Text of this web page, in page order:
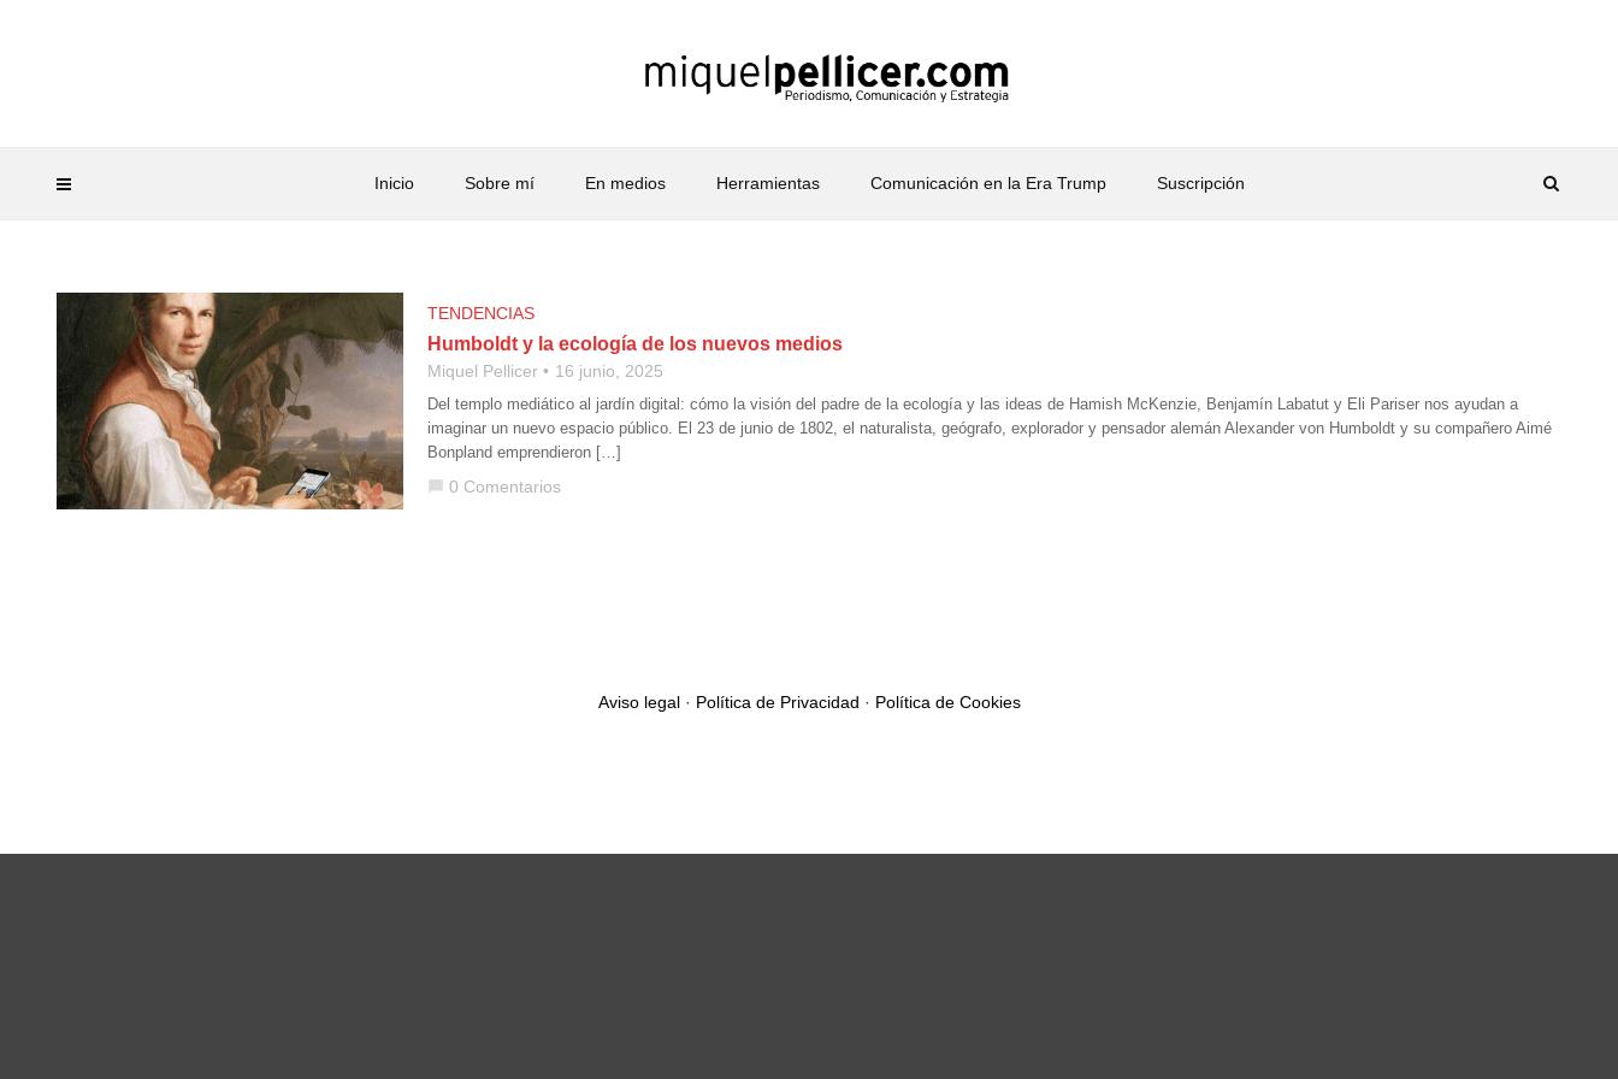
Inicio Sobre mí En medios Herramientas Comunicación en la Era Trump Suscripción
TENDENCIAS
Humboldt y la ecología de los nuevos medios
Miquel Pellicer 16 junio, 2025
Del templo mediático al jardín digital: cómo la visión del padre de la ecología y las ideas de Hamish McKenzie, Benjamín Labatut y Eli Pariser nos ayudan a
imaginar un nuevo espacio público. El 23 de junio de 1802, el naturalista, geógrafo, explorador y pensador alemán Alexander von Humboldt y su compañero Aimé
Bonpland emprendieron […]
chat_bubble 0 Comentarios
Aviso legal· Política de Privacidad · Política de Cookies